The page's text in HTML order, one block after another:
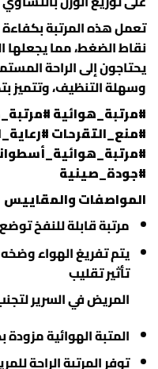
تعمل هذه المرتبة
نقاط الضغط، مما يجعلها
يحتاجون إلى الراحة
وسهلة التنظيف،
#مرتبة_هوائية
#منع_التقرحات
#جودة_صينية
المواصفات والمقاييس
مرتبة قابلة للنفخ
يتم تفريغ الهواء
تأثير تقليب
المريض في السرير
المتبة الهوائية
توفر المرتبة الراحة